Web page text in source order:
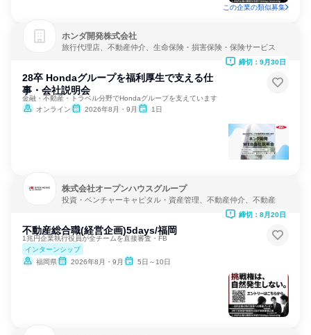
この企業の類似募集
ホンダ開発株式会社
旅行代理店、不動産仲介、生命保険・損害保険・保険サービス
28卒 Hondaグループを福利厚⽣で支える仕
事・会社説明会
金融・不動産・トラベル分野でHondaグループを支えています
オンライン
2026年8月・9月 1日
締切：9月30日
株式会社オープンハウスグループ
投資・ベンチャーキャピタル・資産管理、不動産仲介、不動産
不動産総合職(経営企画)5days/福岡
1兆円企業執行役員が全チームを直接審査・FB
インターンシップ
福岡県
2026年8月・9月 5日～10日
締切：8月20日